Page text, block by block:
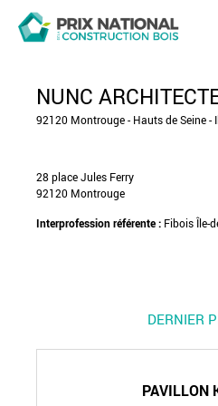
NUNC
92120 Montrouge - Hauts de Seine -
28 place Jules Ferry
92120 Montrouge
Interprofession référente : Fibois Île-
DERNIER
PAVILLON